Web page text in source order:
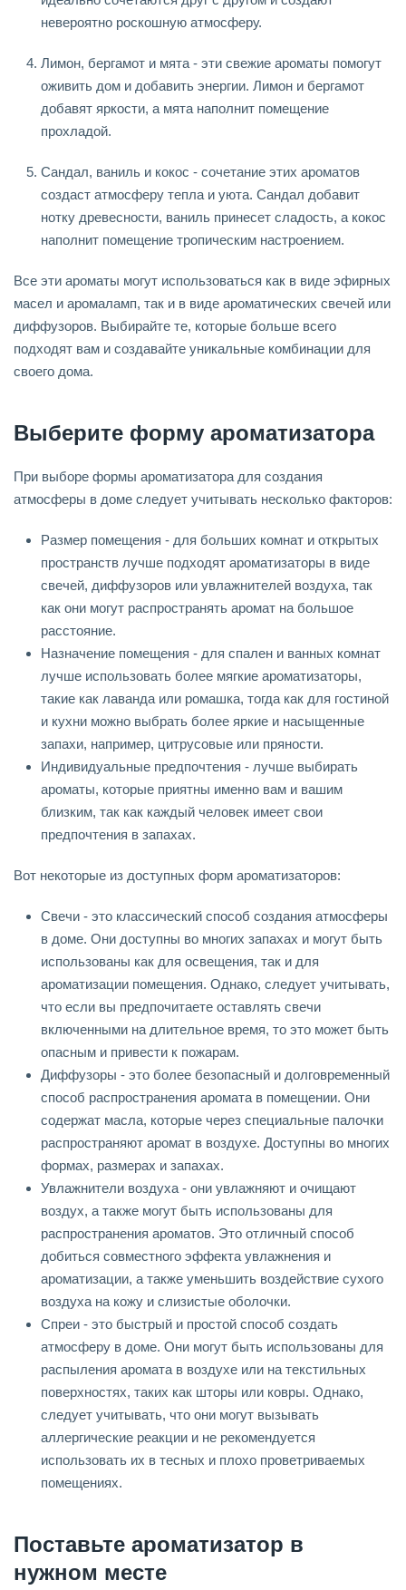
невероятно роскошную атмосферу.
Лимон, бергамот и мята - эти свежие ароматы помогут
оживить дом и добавить энергии. Лимон и бергамот
добавят яркости, а мята наполнит помещение
прохладой.
Сандал, ваниль и кокос - сочетание этих ароматов
создаст атмосферу тепла и уюта. Сандал добавит
нотку древесности, ваниль принесет сладость, а кокос
наполнит помещение тропическим настроением.
Все эти ароматы могут использоваться как в виде эфирных
масел и аромаламп, так и в виде ароматических свечей или
диффузоров. Выбирайте те, которые больше всего
подходят вам и создавайте уникальные комбинации для
своего дома.
Выберите форму ароматизатора
При выборе формы ароматизатора для создания
атмосферы в доме следует учитывать несколько факторов:
Размер помещения - для больших комнат и открытых
пространств лучше подходят ароматизаторы в виде
свечей, диффузоров или увлажнителей воздуха, так
как они могут распространять аромат на большое
расстояние.
Назначение помещения - для спален и ванных комнат
лучше использовать более мягкие ароматизаторы,
такие как лаванда или ромашка, тогда как для гостиной
и кухни можно выбрать более яркие и насыщенные
запахи, например, цитрусовые или пряности.
Индивидуальные предпочтения - лучше выбирать
ароматы, которые приятны именно вам и вашим
близким, так как каждый человек имеет свои
предпочтения в запахах.
Вот некоторые из доступных форм ароматизаторов:
Свечи - это классический способ создания атмосферы
в доме. Они доступны во многих запахах и могут быть
использованы как для освещения, так и для
ароматизации помещения. Однако, следует учитывать,
что если вы предпочитаете оставлять свечи
включенными на длительное время, то это может быть
опасным и привести к пожарам.
Диффузоры - это более безопасный и долговременный
способ распространения аромата в помещении. Они
содержат масла, которые через специальные палочки
распространяют аромат в воздухе. Доступны во многих
формах, размерах и запахах.
Увлажнители воздуха - они увлажняют и очищают
воздух, а также могут быть использованы для
распространения ароматов. Это отличный способ
добиться совместного эффекта увлажнения и
ароматизации, а также уменьшить воздействие сухого
воздуха на кожу и слизистые оболочки.
Спреи - это быстрый и простой способ создать
атмосферу в доме. Они могут быть использованы для
распыления аромата в воздухе или на текстильных
поверхностях, таких как шторы или ковры. Однако,
следует учитывать, что они могут вызывать
аллергические реакции и не рекомендуется
использовать их в тесных и плохо проветриваемых
помещениях.
Поставьте ароматизатор в
нужном месте